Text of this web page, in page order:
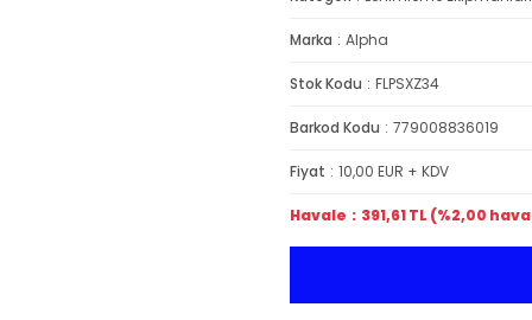
Marka Alpha
Stok Kodu FLPSXZ34
Barkod Kodu 779008836019
Fiyat 10,00 EUR + KDV
Havale 391,61 TL (%2,00